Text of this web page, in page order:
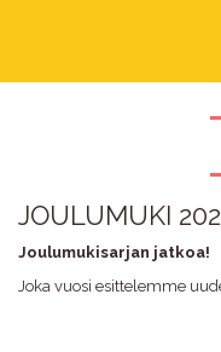
JOULUMUKI
Joulumukisarjan jatkoa!
Joka vuosi esittelemme